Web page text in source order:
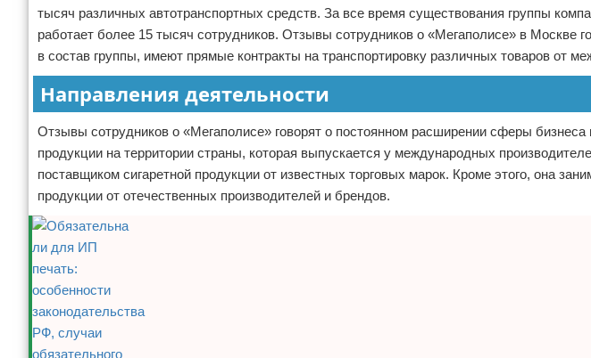
тысяч различных автотранспортных средств. За все время существования группы
работает более 15 тысяч сотрудников. Отзывы сотрудников о «Мегаполисе» в Москве
в состав группы, имеют прямые контракты на транспортировку различных товаров от
Направления деятельности
Отзывы сотрудников о «Мегаполисе» говорят о постоянном расширении сферы бизнеса
продукции на территории страны, которая выпускается у международных
поставщиком сигаретной продукции от известных торговых марок. Кроме этого, она
продукции от отечественных производителей и брендов.